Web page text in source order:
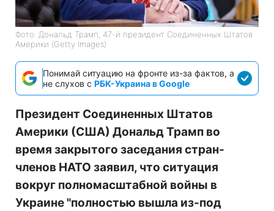
Фото: Дональд Трамп, 47-й президент Соединенных Штатов
Америки (Getty Images)
Понимай ситуацию на фронте из-за фактов, а
не слухов с РБК-Украина в Google
Президент Соединенных Штатов
Америки (США) Дональд Трамп во
время закрытого заседания стран-
членов НАТО заявил, что ситуация
вокруг полномасштабной войны в
Украине "полностью вышла из-под